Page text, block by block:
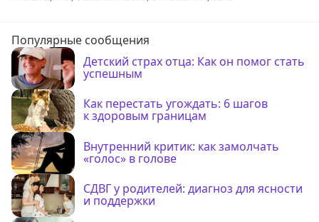
Популярные сообщения
Детский страх отца: Как он помог стать
успешным
Как перестать угождать: 6 шагов
к здоровым границам
Внутренний критик: как замолчать
«голос» в голове
СДВГ у родителей: диагноз для ясности
и поддержки